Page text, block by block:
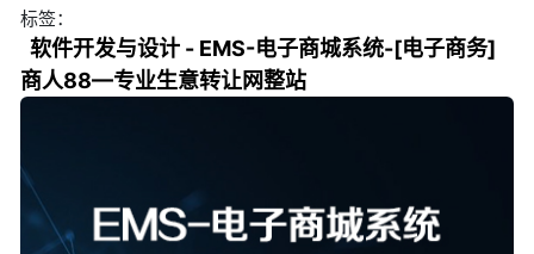
标签：
软件开发与设计 - EMS-电子商城系统-[电子商务]
商人88—专业生意转让网整站